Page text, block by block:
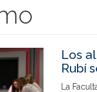
Los
Rubí
La